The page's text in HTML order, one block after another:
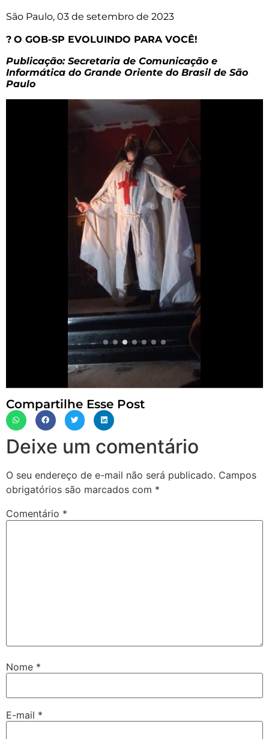
São Paulo, 03 de setembro de 2023
? O GOB-SP EVOLUINDO PARA VOCÊ!
Publicação: Secretaria de Comunicação e
Informática do Grande Oriente do Brasil de São
Paulo
Compartilhe Esse Post
Deixe um comentário
O seu endereço de e-mail não será publicado. Campos
obrigatórios são marcados com *
Comentário *
Nome *
E-mail *